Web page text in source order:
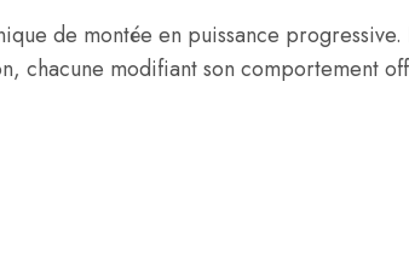
de montée en puissance
chacune modifiant son comportement